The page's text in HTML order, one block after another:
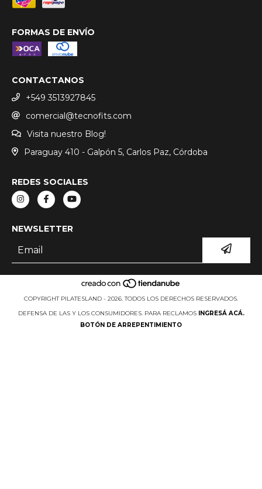
FORMAS DE ENVÍO
CONTACTANOS
+549 3513927845
comercial@tecnofits.com
Visita nuestro Blog!
Paraguay 410 - Galpón 5, Carlos Paz, Córdoba
REDES SOCIALES
NEWSLETTER
COPYRIGHT PILATESLAND - 2026. TODOS LOS DERECHOS RESERVADOS.
DEFENSA DE LAS Y LOS CONSUMIDORES. PARA RECLAMOS
INGRESÁ ACÁ.
BOTÓN DE ARREPENTIMIENTO